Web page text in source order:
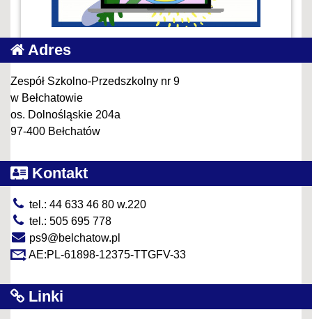
Adres
Zespół Szkolno-Przedszkolny nr 9
w Bełchatowie
os. Dolnośląskie 204a
97-400 Bełchatów
Kontakt
tel.: 44 633 46 80 w.220
tel.: 505 695 778
ps9@belchatow.pl
AE:PL-61898-12375-TTGFV-33
Linki